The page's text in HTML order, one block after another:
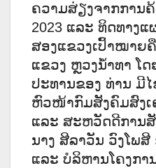
ຄວາມສ່ຽງຈາກການ
2023 ແລະ ທິດທາງແ
ສອງແຂວງເປົ້າໝາຍ
ແຂວງ ຫຼວງນໍ້າທາ ໂ
ປະທານຂອງ ທ່ານ ມີ
ຫົວໜ້າກົມສັງຄົມສົງເ
ແລະ ສະຫວັດດີການ
ນາງ ສີລາວັນ ວົງໂພ
ແລະ ບໍລິຫານໂຄງກາ